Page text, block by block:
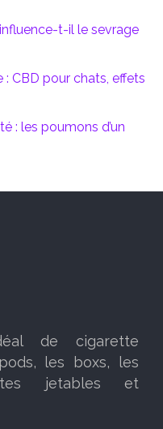
t-il le sevrage
CBD pour chats, effets
: les poumons d’un
de cigarette
les boxs, les
jetables et